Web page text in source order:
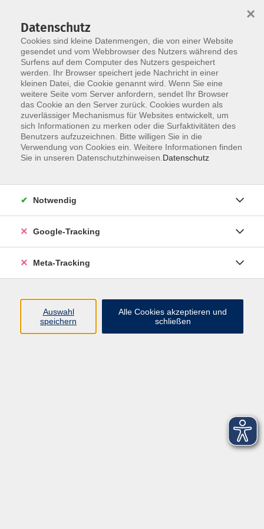
Skip to main content
Der Kurs konnte nicht gefunden werden.
Über uns
Datenschutz
Cookies sind kleine Datenmengen, die von einer Website
gesendet und vom Webbrowser des Nutzers während des
Surfens auf dem Computer des Nutzers gespeichert
werden. Ihr Browser speichert jede Nachricht in einer
kleinen Datei, die Cookie genannt wird. Wenn Sie eine
weitere Seite vom Server anfordern, sendet Ihr Browser
das Cookie an den Server zurück. Cookies wurden als
zuverlässiger Mechanismus für Websites entwickelt, um
sich Informationen zu merken oder die Surfaktivitäten des
Benutzers aufzuzeichnen. Bitte willigen Sie in die
Verwendung von Cookies ein. Weitere Informationen finden
Sie in unseren Datenschutzhinweisen. Datenschutz
×
Notwendig
Google-Tracking
Meta-Tracking
Auswahl
speichern
Alle Cookies akzeptieren und
schließen